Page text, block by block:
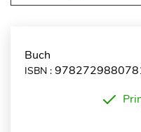
Buch
ISBN :